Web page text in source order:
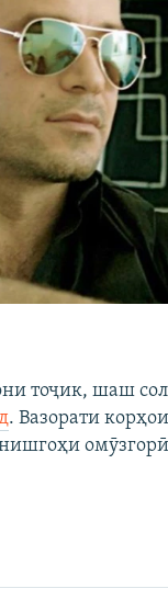
тоҷик, шаш
. Вазорати